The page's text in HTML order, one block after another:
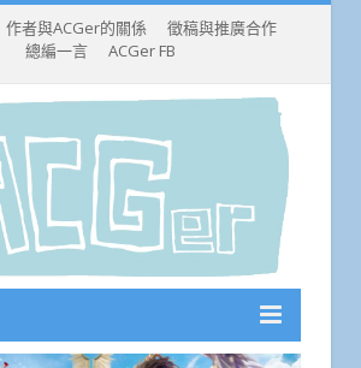
作者與ACGer的關係
徵稿與推廣合作
總編一言
ACGer FB